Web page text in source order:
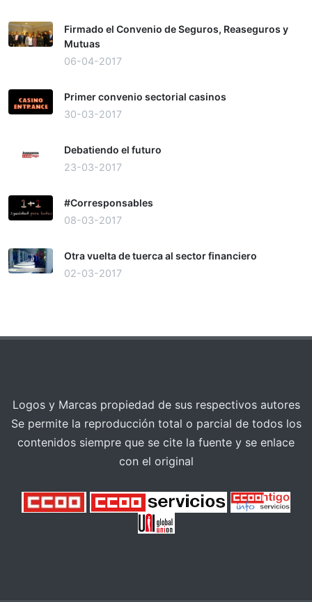
Firmado el Convenio de Seguros, Reaseguros y
Mutuas
06-04-2017
Primer convenio sectorial casinos
30-03-2017
Debatiendo el futuro
23-03-2017
#Corresponsables
08-03-2017
Otra vuelta de tuerca al sector financiero
02-03-2017
Logos y Marcas propiedad de sus respectivos autores
Se permite la reproducción total o parcial de todos los
contenidos siempre que se cite la fuente y se enlace
con el original